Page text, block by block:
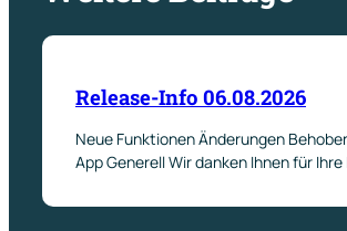
Release-Info 06.08.2026
Neue Funktionen Änderungen
App Generell Wir danken Ihnen für